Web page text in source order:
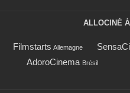
ALLOCINÉ
Filmstarts Allemagne
AdoroCinema Brésil